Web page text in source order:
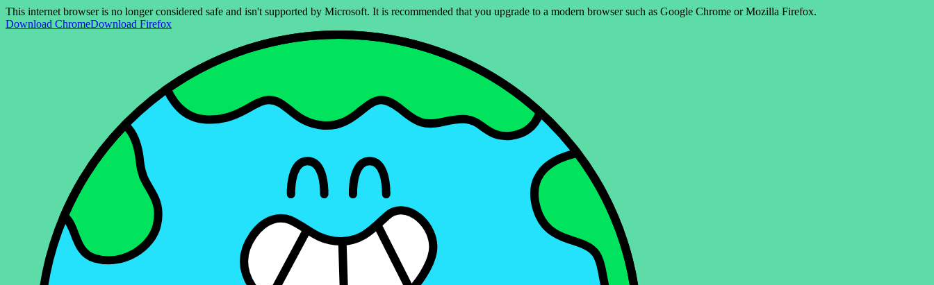
This internet browser is no longer considered safe and isn't supported by Microsoft. It is recommended that you upgrade to a modern browser such as Google Chrome or Mozilla Firefox.
Download ChromeDownload Firefox